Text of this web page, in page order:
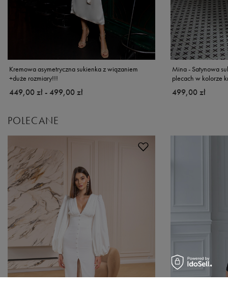
Kremowa asymetryczna sukienka z wiązaniem
+duże rozmiary!!!
od
449,00 zł - do
499,00 zł
Mina - Satynowa
plecach w kolorze
499,00 zł
POLECANE